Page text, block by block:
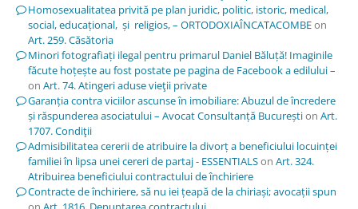
Homosexualitatea privită pe plan juridic, politic, istoric, medical,
social, educațional, și religios, – ORTODOXIAÎNCATACOMBEon
Art. 259. Căsătoria
Minori fotografiați ilegal pentru primarul Daniel Băluță! Imaginile
făcute hoțește au fost postate pe pagina de Facebook a edilului –
on Art. 74. Atingeri aduse vieţii private
Garanția contra viciilor ascunse în imobiliare: Abuzul de încredere
și răspunderea asociatului – Avocat Consultanță Bucureștion Art.
1707. Condiţii
Admisibilitatea cererii de atribuire la divorț a beneficiului locuinței
familiei în lipsa unei cereri de partaj - ESSENTIALSon Art. 324.
Atribuirea beneficiului contractului de închiriere
Contracte de închiriere, să nu iei țeapă de la chiriași; avocații spun